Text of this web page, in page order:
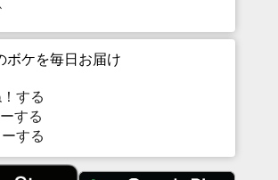
ボケを毎日お届け
する
する
する